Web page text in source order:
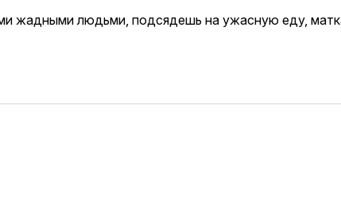
жадными людьми, подсядешь на ужасную еду,